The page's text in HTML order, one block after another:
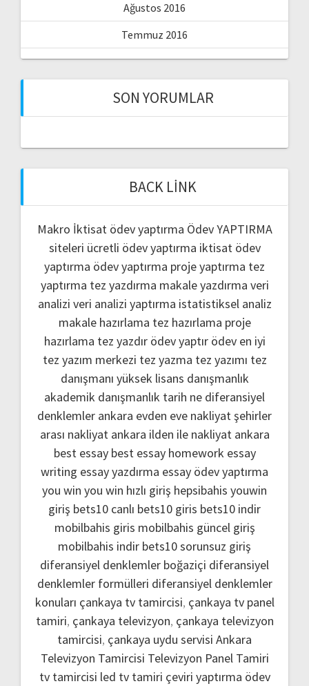
Ağustos 2016
Temmuz 2016
SON YORUMLAR
BACK LINK
Makro İktisat ödev yaptırma Ödev YAPTIRMA
siteleri ücretli ödev yaptırma iktisat ödev
yaptırma ödev yaptırma proje yaptırma tez
yaptırma tez yazdırma makale yazdırma veri
analizi veri analizi yaptırma istatistiksel analiz
makale hazırlama tez hazırlama proje
hazırlama tez yazdır ödev yaptır ödev en iyi
tez yazım merkezi tez yazma tez yazımı tez
danışmanı yüksek lisans danışmanlık
akademik danışmanlık tarih ne diferansiyel
denklemler ankara evden eve nakliyatşehirler
arası nakliyat ankara ilden ile nakliyat ankara
best essay best essay homework essay
writing essay yazdırma essay ödev yaptırma
you win you win hızlı giriş hepsibahis youwin
giriş bets10 canlı bets10 giris bets10 indir
mobilbahis giris mobilbahis güncel giriş
mobilbahis indir bets10 sorunsuz giriş
diferansiyel denklemler boğaziçi diferansiyel
denklemler formülleri diferansiyel denklemler
konuları çankaya tv tamircisi, çankaya tv panel
tamiri, çankaya televizyon, çankaya televizyon
tamircisi, çankaya uydu servisi Ankara
Televizyon Tamircisi Televizyon Panel Tamiri
tv tamircisi led tv tamiri çeviri yaptırma ödev